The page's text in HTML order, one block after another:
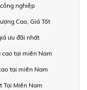
nghiệp
Cao, Giá Tốt
ưu đãi nhất
cao tại miền Nam
tại miền Nam
Tại Miền Nam